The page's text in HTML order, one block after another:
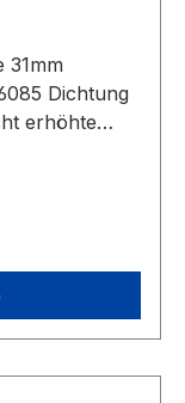
31mm
Dichtung
erhöhte
bzw.
Nut